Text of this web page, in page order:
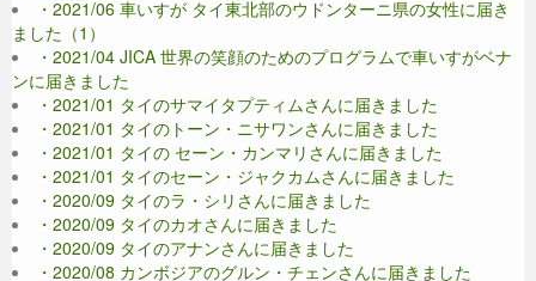
・2021/06 車いすが タイ東北部のウドンターニ県の女性に届き
ました（1）
・2021/04 JICA 世界の笑顔のためのプログラムで車いすがベナ
ンに届きました
・2021/01 タイのサマイタプティムさんに届きました
・2021/01 タイのトーン・ニサワンさんに届きました
・2021/01 タイの セーン・カンマリさんに届きました
・2021/01 タイのセーン・ジャクカムさんに届きました
・2020/09 タイのラ・シリさんに届きました
・2020/09 タイのカオさんに届きました
・2020/09 タイのアナンさんに届きました
・2020/08 カンボジアのグルン・チェンさんに届きました